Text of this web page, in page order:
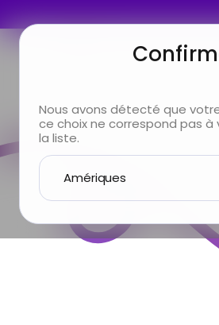
Nous avons détecté que
ce choix ne correspond pas
la liste.
Vous êtes Vous